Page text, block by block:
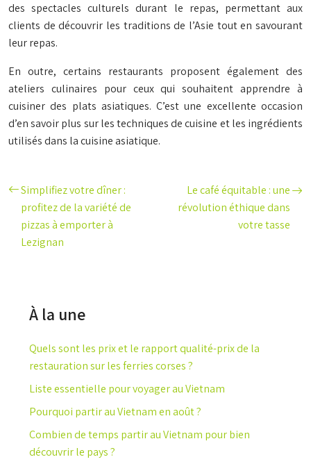
des spectacles culturels durant le repas, permettant aux
clients de découvrir les traditions de l’Asie tout en savourant
leur repas.
En outre, certains restaurants proposent également des
ateliers culinaires pour ceux qui souhaitent apprendre à
cuisiner des plats asiatiques. C’est une excellente occasion
d’en savoir plus sur les techniques de cuisine et les ingrédients
utilisés dans la cuisine asiatique.
Simplifiez votre dîner :
profitez de la variété de
pizzas à emporter à
Lezignan
Le café équitable : une
révolution éthique dans
votre tasse
À la une
Quels sont les prix et le rapport qualité-prix de la
restauration sur les ferries corses ?
Liste essentielle pour voyager au Vietnam
Pourquoi partir au Vietnam en août ?
Combien de temps partir au Vietnam pour bien
découvrir le pays ?